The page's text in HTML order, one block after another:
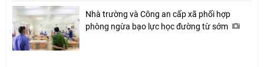
Nhà trường và Công an cấp xã phối hợp
phòng ngừa bạo lực học đường từ sớm